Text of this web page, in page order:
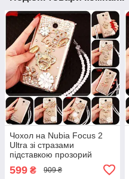
Чохол на Nubia Focus 2
Ultra зі стразами
підставкою прозорий
"ROYALER"
599 ₴ 909 ₴